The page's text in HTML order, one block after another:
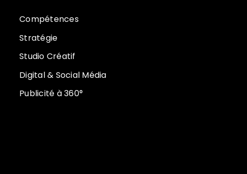
Compétences
Stratégie
Studio Créatif
Digital & Social Média
Publicité à 360°